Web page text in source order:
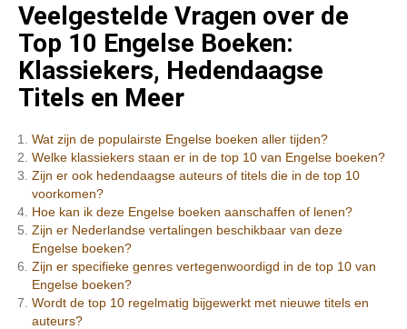
Veelgestelde Vragen over de
Top 10 Engelse Boeken:
Klassiekers, Hedendaagse
Titels en Meer
Wat zijn de populairste Engelse boeken aller tijden?
Welke klassiekers staan er in de top 10 van Engelse boeken?
Zijn er ook hedendaagse auteurs of titels die in de top 10
voorkomen?
Hoe kan ik deze Engelse boeken aanschaffen of lenen?
Zijn er Nederlandse vertalingen beschikbaar van deze
Engelse boeken?
Zijn er specifieke genres vertegenwoordigd in de top 10 van
Engelse boeken?
Wordt de top 10 regelmatig bijgewerkt met nieuwe titels en
auteurs?